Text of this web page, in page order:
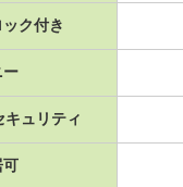
ク付き
ー
キュリティ
可